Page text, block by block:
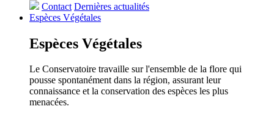
Contact Dernières actualités
Espèces Végétales
Espèces Végétales
Le Conservatoire travaille sur l'ensemble de la flore qui
pousse spontanément dans la région, assurant leur
connaissance et la conservation des espèces les plus
menacées.